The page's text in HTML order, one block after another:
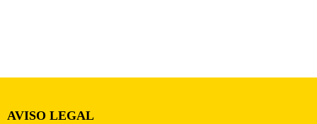
AVISO LEGAL